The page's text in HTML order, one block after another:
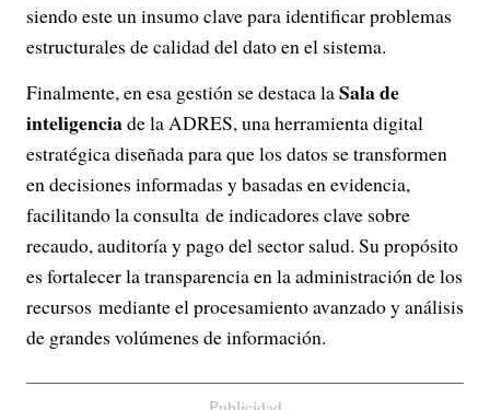
siendo este un insumo clave para identificar problemas
estructurales de calidad del dato en el sistema.
Finalmente, en esa gestión se destaca laSala de
inteligenciade la ADRES, una herramienta digital
estratégica diseñada para que los datos se transformen
en decisiones informadas y basadas en evidencia,
facilitando la consulta de indicadores clave sobre
recaudo, auditoría y pago del sector salud. Su propósito
es fortalecer la transparencia en la administración de los
recursos mediante el procesamiento avanzado y análisis
de grandes volúmenes de información.